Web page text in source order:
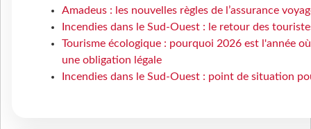
Amadeus : les nouvelles règles de l’assurance
Incendies dans le Sud-Ouest : le retour des
Tourisme écologique : pourquoi 2026 est l'année
une obligation légale
Incendies dans le Sud-Ouest : point de situation